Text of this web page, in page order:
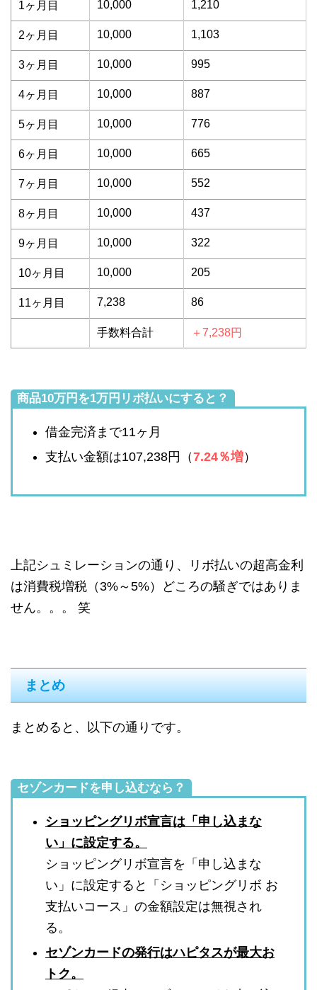
1ヶ月目 10,000 1,210
2ヶ月目 10,000 1,103
3ヶ月目 10,000 995
4ヶ月目 10,000 887
5ヶ月目 10,000 776
6ヶ月目 10,000 665
7ヶ月目 10,000 552
8ヶ月目 10,000 437
9ヶ月目 10,000 322
10ヶ月目 10,000 205
11ヶ月目 7,238 86
手数料合計 ＋7,238円
商品10万円を1万円リボ払いにすると？
借金完済まで11ヶ月
支払い金額は107,238円（7.24％増）
上記シュミレーションの通り、リボ払いの超高金利
は消費税増税（3%～5%）どころの騒ぎではありま
せん。。。 笑
まとめ
まとめると、以下の通りです。
セゾンカードを申し込むなら？
ショッピングリボ宣言は「申し込まな
い」に設定する。
ショッピングリボ宣言を「申し込まな
い」に設定すると「ショッピングリボ お
支払いコース」の金額設定は無視され
る。
セゾンカードの発行はハピタスが最大お
トク。